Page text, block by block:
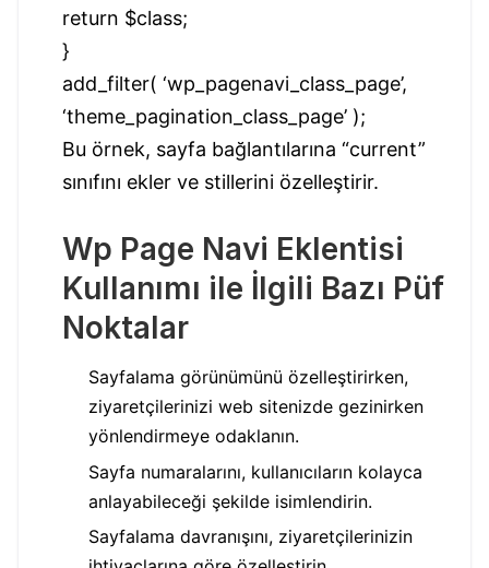
return $class;
}
add_filter( ‘wp_pagenavi_class_page’,
‘theme_pagination_class_page’ );
Bu örnek, sayfa bağlantılarına “current”
sınıfını ekler ve stillerini özelleştirir.
Wp Page Navi Eklentisi
Kullanımı ile İlgili Bazı Püf
Noktalar
Sayfalama görünümünü özelleştirirken,
ziyaretçilerinizi web sitenizde gezinirken
yönlendirmeye odaklanın.
Sayfa numaralarını, kullanıcıların kolayca
anlayabileceği şekilde isimlendirin.
Sayfalama davranışını, ziyaretçilerinizin